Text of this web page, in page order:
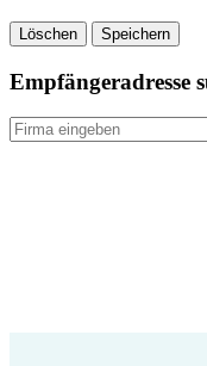
Löschen Speichern
Empfängeradresse